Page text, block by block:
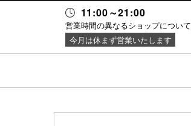
11:00～21:00
営業時間の異なるショップについて
今月は休まず営業いたします